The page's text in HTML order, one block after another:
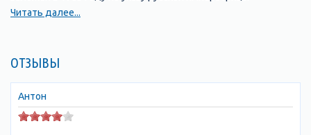
Екатерины II и является крупнейшим незамерзающим морским
Карта Севастополя Севастополь - снимок из космоса
защищённых незамерзающих бухт. Самая длинная
Севастопольская бухта уходит вглубь полуострова более чем
Читать далее...
ОТЗЫВЫ
Антон